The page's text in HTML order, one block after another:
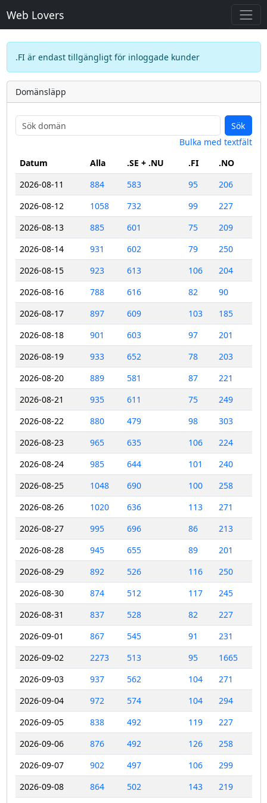
Web Lovers
.FI är endast tillgängligt för inloggade kunder
Domänsläpp
Sök
Bulka med textfält
Datum
Alla .SE + .NU .FI
.NO
2026-08-11
884 583 95
206
2026-08-12
1058 732 99
227
2026-08-13
885 601 75
209
2026-08-14
931 602 79
250
2026-08-15
923 613 106
204
2026-08-16
788 616 82
90
2026-08-17
897 609 103
185
2026-08-18
901 603 97
201
2026-08-19
933 652 78
203
2026-08-20
889 581 87
221
2026-08-21
935 611 75
249
2026-08-22
880 479 98
303
2026-08-23
965 635 106
224
2026-08-24
985 644 101
240
2026-08-25
1048 690 100
258
2026-08-26
1020 636 113
271
2026-08-27
995 696 86
213
2026-08-28
945 655 89
201
2026-08-29
892 526 116
250
2026-08-30
874 512 117
245
2026-08-31
837 528 82
227
2026-09-01
867 545 91
231
2026-09-02
2273 513 95
1665
2026-09-03
937 562 104
271
2026-09-04
972 574 104
294
2026-09-05
838 492 119
227
2026-09-06
876 492 126
258
2026-09-07
902 497 106
299
2026-09-08
864 502 143 219